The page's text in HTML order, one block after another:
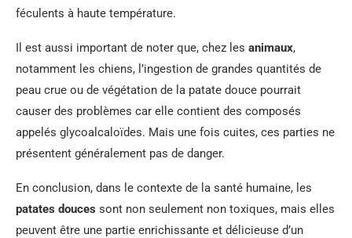
féculents à haute température.
Il est aussi important de noter que, chez les animaux,
notamment les chiens, l’ingestion de grandes quantités de
peau crue ou de végétation de la patate douce pourrait
causer des problèmes car elle contient des composés
appelés glycoalcaloïdes. Mais une fois cuites, ces parties ne
présentent généralement pas de danger.
En conclusion, dans le contexte de la santé humaine, les
patates douces sont non seulement non toxiques, mais elles
peuvent être une partie enrichissante et délicieuse d’un